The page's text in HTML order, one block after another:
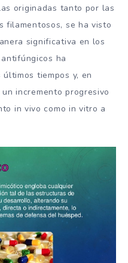
originadas tanto por las
filamentosos, se ha visto
significativa en los
ha
tiempos y, en
incremento progresivo
in vivo como in vitro a